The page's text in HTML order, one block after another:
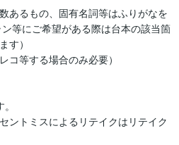
あるもの、固有名詞等はふりがなを
等にご希望がある際は台本の該当箇
す）
コ等する場合のみ必要）
ントミスによるリテイクはリテイク